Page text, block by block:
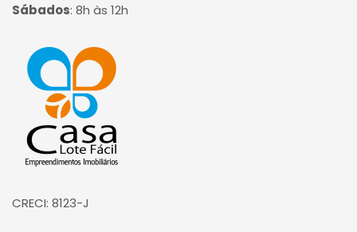
Sábados: 8h às 12h
Página inicial
CRECI: 8123-J